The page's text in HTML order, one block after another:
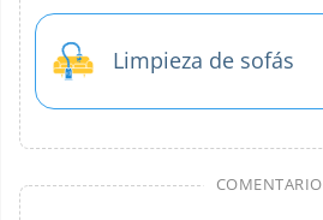
Limpieza de sofás
COMENTARIO